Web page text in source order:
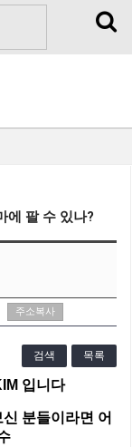
Toggle
에 팔 수 있나?
주소복사
검색 목록
입니다
분들이라면 어